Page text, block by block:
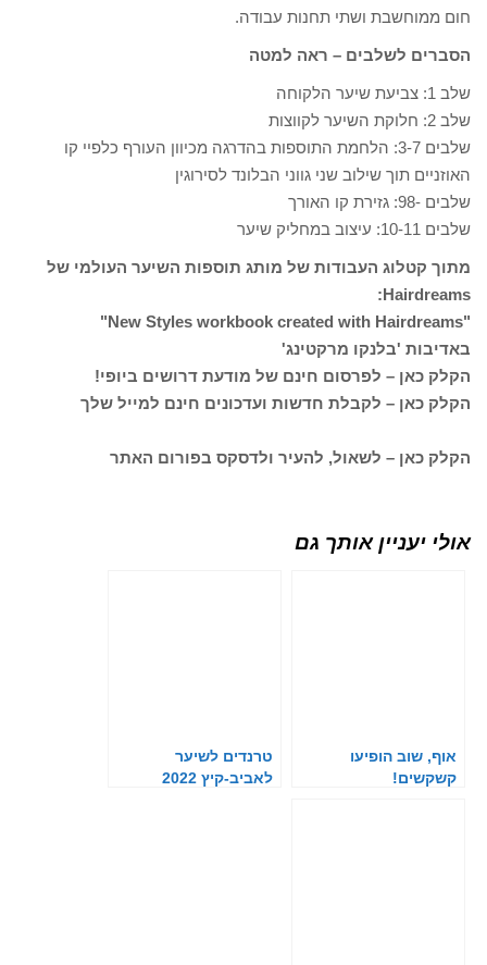
חום ממוחשבת ושתי תחנות עבודה.
הסברים לשלבים – ראה למטה
שלב 1: צביעת שיער הלקוחה
שלב 2: חלוקת השיער לקווצות
שלבים 3-7: הלחמת התוספות בהדרגה מכיוון העורף כלפיי קו
האוזניים תוך שילוב שני גווני הבלונד לסירוגין
שלבים -98: גזירת קו האורך
שלבים 10-11: עיצוב במחליק שיער
מתוך קטלוג העבודות של מותג תוספות השיער העולמי של
Hairdreams:
"New Styles workbook created with Hairdreams"
באדיבות 'בלנקו מרקטינג'
הקלק כאן – לפרסום חינם של מודעת דרושים ביופי!
הקלק כאן – לקבלת חדשות ועדכונים חינם למייל שלך
הקלק כאן – לשאול, להעיר ולדסקס בפורום האתר
אולי יעניין אותך גם
אוף, שוב הופיעו
קשקשים!
טרנדים לשיער
לאביב-קיץ 2022